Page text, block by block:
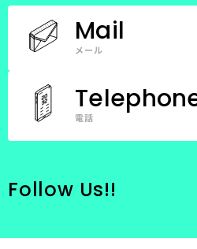
Mail
メール
電話
Follow Us!!